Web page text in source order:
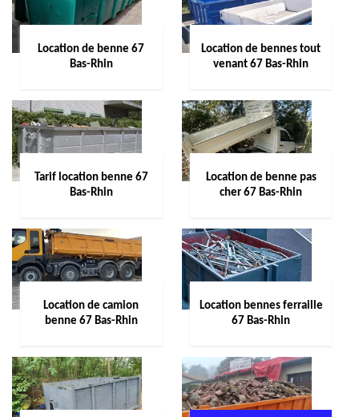
Location de benne 67
Bas-Rhin
Location de bennes tout
venant 67 Bas-Rhin
Tarif location benne 67
Bas-Rhin
Location de benne pas
cher 67 Bas-Rhin
Location de camion
benne 67 Bas-Rhin
Location bennes ferraille
67 Bas-Rhin